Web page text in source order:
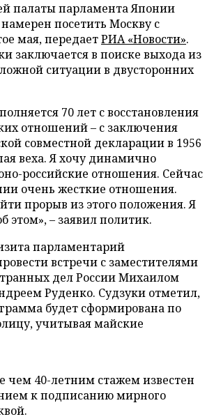
палаты парламента Японии
посетить Москву с
мая, передаетРИА «Новости».
заключается в поиске выхода из
ситуации в двусторонних
70 лет с восстановления
отношений – с заключения
совместной декларации в 1956
веха. Я хочу динамично
российские отношения. Сейчас
очень жесткие отношения.
прорыв из этого положения. Я
этом», – заявил политик.
парламентарий
встречи с заместителями
дел России Михаилом
Руденко. Судзуки отметил,
будет сформирована по
учитывая майские
чем 40-летним стажем известен
к подписанию мирного